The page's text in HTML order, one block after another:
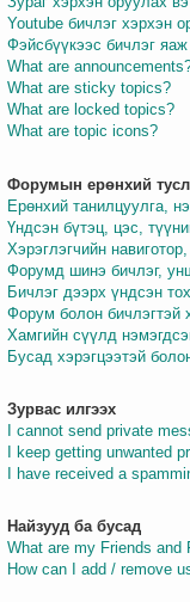
Youtube бичлэг хэрхэн
Фэйсбүүкээс бичлэг
What are
What are sticky topics?
What are locked topics?
What are topic icons?
Форумын ерөнхий
Ерөнхий танилцуулга,
Үндсэн бүтэц, цэс,
Хэрэглэгчийн
Форумд шинэ бичлэг,
Бичлэг дээрх үндсэн
Форум болон бичлэгтэй
Хамгийн сүүлд
Бусад хэрэгцээтэй
Зурвас илгээх
I cannot send private
I keep getting unwanted
I have received a
Найзууд ба бусад
What are my Friends and
How can I add / remove